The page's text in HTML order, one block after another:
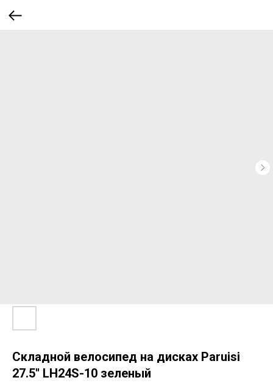
Складной велосипед на дисках Paruisi
27.5'' LH24S-10 зеленый